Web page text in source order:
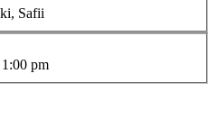
Safii
1:00 pm